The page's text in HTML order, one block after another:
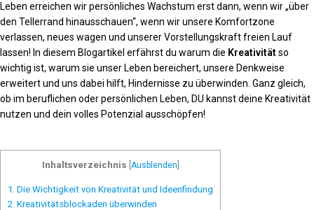
Leben erreichen wir persönliches Wachstum erst dann, wenn wir „über
den Tellerrand hinausschauen“, wenn wir unsere Komfortzone
verlassen, neues wagen und unserer Vorstellungskraft freien Lauf
lassen! In diesem Blogartikel erfährst du warum die Kreativitätso
wichtig ist, warum sie unser Leben bereichert, unsere Denkweise
erweitert und uns dabei hilft, Hindernisse zu überwinden. Ganz gleich,
ob im beruflichen oder persönlichen Leben, DU kannst deine Kreativität
nutzen und dein volles Potenzial ausschöpfen!
Inhaltsverzeichnis Ausblenden
1. Die Wichtigkeit von Kreativität und Ideenfindung
2. Kreativitätsblockaden überwinden